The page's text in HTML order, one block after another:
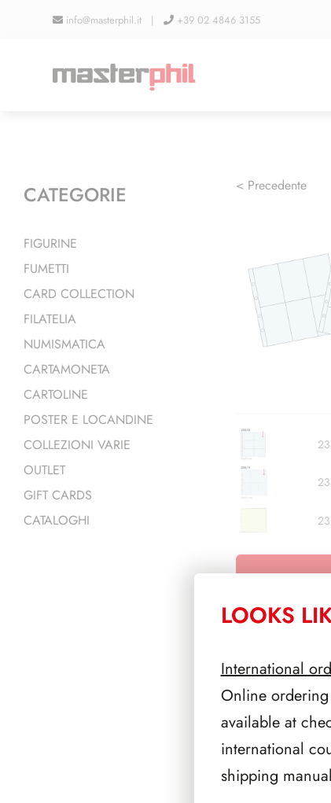
info@masterphil.it | +39 02 4846 3155
< Precedente
CATEGORIE
FIGURINE
FUMETTI
CARD COLLECTION
FILATELIA
NUMISMATICA
CARTAMONETA
CARTOLINE
POSTER E LOCANDINE
COLLEZIONI VARIE
OUTLET
GIFT CARDS
CATALOGHI
LOOKS
International
Online
available at
international
shipping